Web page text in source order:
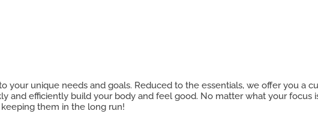
your unique needs and goals. Reduced to the essentials, we offer you a
and efficiently build your body and feel good. No matter what your focus
them in the long run!